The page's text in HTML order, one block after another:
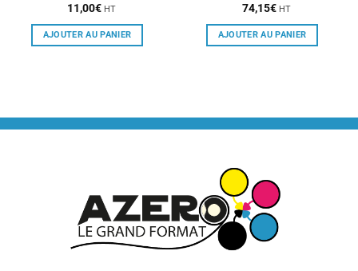
11,00€ HT
AJOUTER AU PANIER
74,15€ HT
AJOUTER AU PANIER